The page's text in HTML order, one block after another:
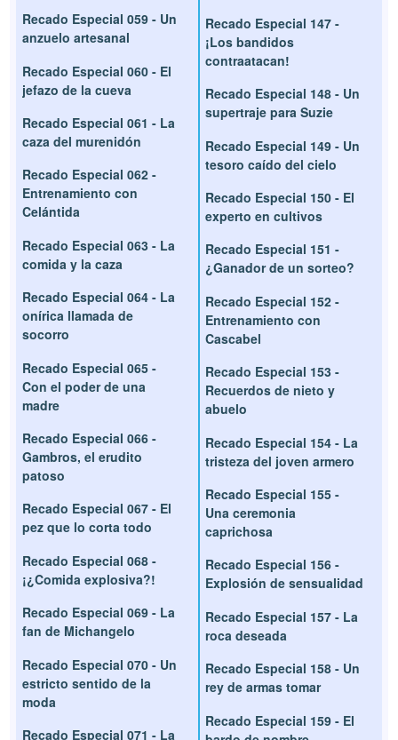
Recado Especial 059 - Un
anzuelo artesanal
Recado Especial 060 - El
jefazo de la cueva
Recado Especial 061 - La
caza del murenidón
Recado Especial 062 -
Entrenamiento con
Celántida
Recado Especial 063 - La
comida y la caza
Recado Especial 064 - La
onírica llamada de
socorro
Recado Especial 065 -
Con el poder de una
madre
Recado Especial 066 -
Gambros, el erudito
patoso
Recado Especial 067 - El
pez que lo corta todo
Recado Especial 068 -
¡¿Comida explosiva?!
Recado Especial 069 - La
fan de Michangelo
Recado Especial 070 - Un
estricto sentido de la
moda
Recado Especial 071 - La
Recado Especial 147 -
¡Los bandidos
contraatacan!
Recado Especial 148 - Un
supertraje para Suzie
Recado Especial 149 - Un
tesoro caído del cielo
Recado Especial 150 - El
experto en cultivos
Recado Especial 151 -
¿Ganador de un sorteo?
Recado Especial 152 -
Entrenamiento con
Cascabel
Recado Especial 153 -
Recuerdos de nieto y
abuelo
Recado Especial 154 - La
tristeza del joven armero
Recado Especial 155 -
Una ceremonia
caprichosa
Recado Especial 156 -
Explosión de sensualidad
Recado Especial 157 - La
roca deseada
Recado Especial 158 - Un
rey de armas tomar
Recado Especial 159 - El